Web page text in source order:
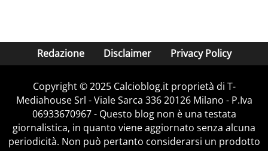
Redazione Disclaimer Privacy Policy
Copyright © 2025 Calcioblog.it proprietà di T-
Mediahouse Srl - Viale Sarca 336 20126 Milano - P.Iva
06933670967 - Questo blog non è una testata
giornalistica, in quanto viene aggiornato senza alcuna
periodicità. Non può pertanto considerarsi un prodotto